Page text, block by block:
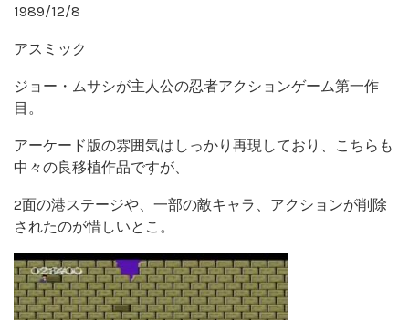
1989/12/8
アスミック
ジョー・ムサシが主人公の忍者アクションゲーム第一作
目。
アーケード版の雰囲気はしっかり再現しており、こちらも
中々の良移植作品ですが、
2面の港ステージや、一部の敵キャラ、アクションが削除
されたのが惜しいとこ。